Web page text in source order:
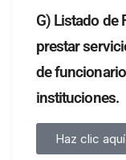
G) Listado de
prestar
de
instituciones.
Haz clic aquí